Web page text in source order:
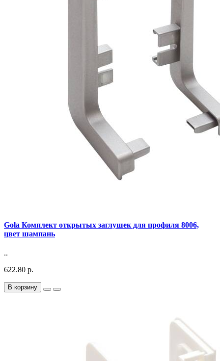
Gola Комплект открытых заглушек для профиля 8006,
цвет шампань
..
622.80 р.
В корзину